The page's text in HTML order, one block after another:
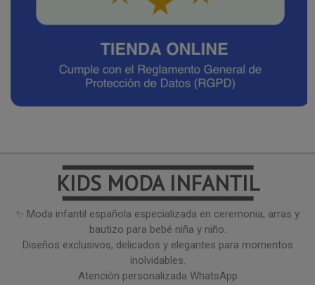
━━━━━━━━━━━━━━━
KIDS MODA INFANTIL
━━━━━━━━━━━━━━━
✨ Moda infantil española especializada en ceremonia, arras y
bautizo para bebé niña y niño.
Diseños exclusivos, delicados y elegantes para momentos
inolvidables.
Atención personalizada WhatsApp